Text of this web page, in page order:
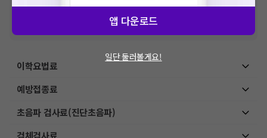
격입니다. (진료와 연관된 복합적인 비용이 추가되어, 병원마다 금액이 다르게
산정될 수 있는 점 참고 바랍니다.)
VAT 포함
이학요법료
예방접종료
초음파 검사료(진단초음파)
검체검사료
앱 다운로드
일단 둘러볼게요!